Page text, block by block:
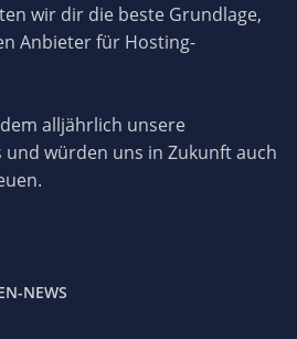
wir dir die beste Grundlage,
Anbieter für Hosting-
alljährlich unsere
und würden uns in Zukunft auch
NEWS